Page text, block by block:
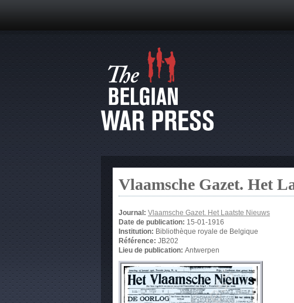
Vlaamsche Gazet. Het
Journal: Vlaamsche Gazet. Het Laatste Nieuws
Date de publication: 15-01-1916
Institution: Bibliothèque royale de Belgique
Référence: JB202
Lieu de publication: Antwerpen